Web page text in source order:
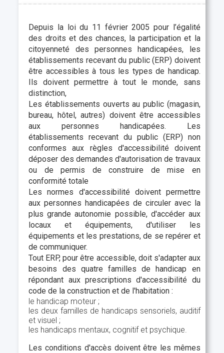
Depuis la loi du 11 février 2005 pour l’égalité
des droits et des chances, la participation et la
citoyenneté des personnes handicapées, les
établissements recevant du public (ERP) doivent
être accessibles à tous les types de handicap.
Ils doivent permettre à tout le monde, sans
distinction,
Les établissements ouverts au public (magasin,
bureau, hôtel, autres) doivent être accessibles
aux personnes handicapées. Les
établissements recevant du public (ERP) non
conformes aux règles d'accessibilité doivent
déposer des demandes d'autorisation de travaux
ou de permis de construire de mise en
conformité totale
Les normes d'accessibilité doivent permettre
aux personnes handicapées de circuler avec la
plus grande autonomie possible, d'accéder aux
locaux et équipements, d'utiliser les
équipements et les prestations, de se repérer et
de communiquer.
Tout ERP, pour être accessible, doit s'adapter aux
besoins des quatre familles de handicap en
répondant aux prescriptions d'accessibilité du
code de la construction et de l'habitation :
le handicap moteur ;
les deux familles de handicaps sensoriels, auditif
et visuel ;
les handicaps mentaux, cognitif et psychique.
Les conditions d'accès doivent être les mêmes